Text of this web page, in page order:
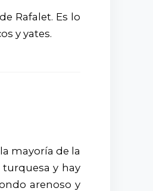
Rafalet. Es lo
y yates.
mayoría de la
y hay
arenoso y